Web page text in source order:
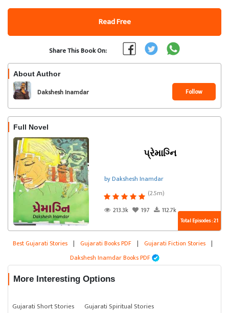
Read Free
Share This Book On:
About Author
Dakshesh Inamdar Follow
Full Novel
પ્રેમાગ્નિ
by Dakshesh Inamdar
(2.5m)
213.3k
197 112.7k
Total Episodes : 21
Best Gujarati Stories | Gujarati Books PDF | Gujarati Fiction Stories |
Dakshesh Inamdar Books PDF
More Interesting Options
Gujarati Short Stories
Gujarati Spiritual Stories